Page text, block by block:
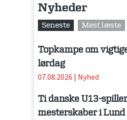
Nyheder
Seneste Mest læste
Topkampe om
lørdag
07.08.2026 | Nyhed
Ti danske U13-
mesterskaber i Lund